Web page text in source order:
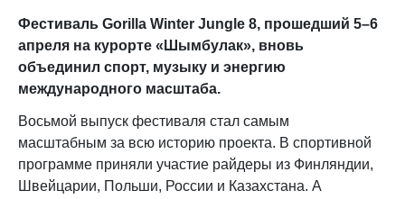
Фестиваль Gorilla Winter Jungle 8, прошедший 5–6
апреля на курорте «Шымбулак», вновь
объединил спорт, музыку и энергию
международного масштаба.
Восьмой выпуск фестиваля стал самым
масштабным за всю историю проекта. В спортивной
программе приняли участие райдеры из Финляндии,
Швейцарии, Польши, России и Казахстана. А